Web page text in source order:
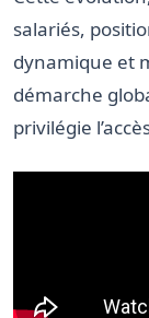
salariés,
dynamique et
démarche
privilégie